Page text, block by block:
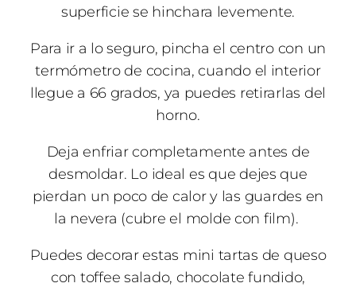
superficie se hinchara levemente.
Para ir a lo seguro, pincha el centro con un
termómetro de cocina, cuando el interior
llegue a 66 grados, ya puedes retirarlas del
horno.
Deja enfriar completamente antes de
desmoldar. Lo ideal es que dejes que
pierdan un poco de calor y las guardes en
la nevera (cubre el molde con film).
Puedes decorar estas mini tartas de queso
con toffee salado, chocolate fundido,